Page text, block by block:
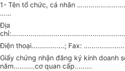
1- Tên tổ chức, cá nhân
……
Địa
Điện thoại.................; Fax:
Giấy chứng nhận đăng ký kinh doanh
năm...........cơ quan cấp.........